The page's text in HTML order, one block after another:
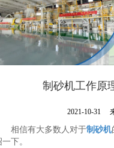
制砂机工作原
2021-10-31
相信有大多数人对于制砂机
下。